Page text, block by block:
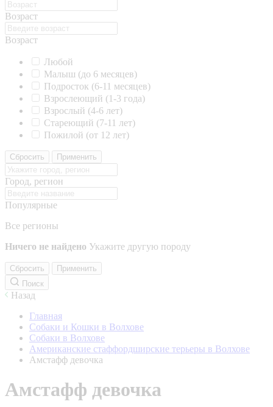
Возраст
Возраст
Любой
Малыш (до 6 месяцев)
Подросток (6-11 месяцев)
Взрослеющий (1-3 года)
Взрослый (4-6 лет)
Стареющий (7-11 лет)
Пожилой (от 12 лет)
Сбросить Применить
Город, регион
Популярные
Все регионы
Ничего не найдено Укажите другую породу
Сбросить
Применить
Поиск
Назад
Главная
Собаки и Кошки в Волхове
Собаки в Волхове
Американские стаффордширские терьеры в Волхове
Амстафф девочка
Амстафф девочка